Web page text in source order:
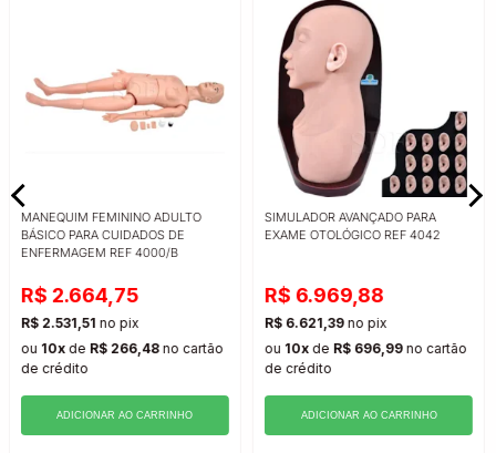
MANEQUIM FEMININO ADULTO
BÁSICO PARA CUIDADOS DE
ENFERMAGEM REF 4000/B
R$ 2.664,75
R$ 2.531,51 no pix
ou 10xde R$ 266,48no cartão
de crédito
ADICIONAR AO CARRINHO
SIMULADOR AVANÇADO PARA
EXAME OTOLÓGICO REF 4042
R$ 6.969,88
R$ 6.621,39 no pix
ou 10x de R$ 696,99 no cartão
de crédito
ADICIONAR AO CARRINHO